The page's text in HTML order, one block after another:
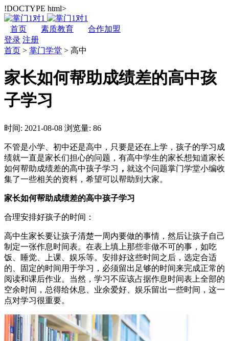
!DOCTYPE html>
首页 素质教育
合作加盟
登录 注册
首页 > 掌门学堂 > 高中
家长如何帮助成绩差的高中孩
子学习
时间: 2021-08-08 浏览量: 86
不管是小学、初中还是高中，只要是还在上学，孩子的学习成
绩就一直是家长们担心的问题，有高中学生的家长想知道家长
如何帮助成绩差的高中孩子学习 ， 就这个问题掌门学堂小编收
集了一些相关的资料，希望可以帮助到大家。
家长如何帮助成绩差的高中孩子学习
合理安排好孩子的时间：
高中生家长要让孩子清楚一周内要做的事情，然后让孩子自己
制定一张作息时间表。在表上填上那些非做不可的事，如吃
饭、睡觉、上课、娱乐等。安排好这些时间之后，选定合适
的、固定的时间用于学习，必须留出足够的时间来完成正常的
阅读和课后作业。当然，学习不应该占据作息时间表上全部的
空余时间，总得给休息、业余爱好、娱乐留出一些时间，这一
点对学习很重要。